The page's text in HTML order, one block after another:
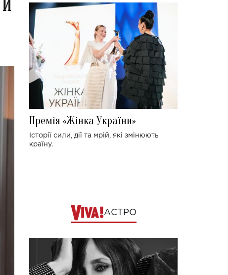
Премія «Жінка України»
Історії сили, дії та мрій, які змінюють
країну.
АСТРО